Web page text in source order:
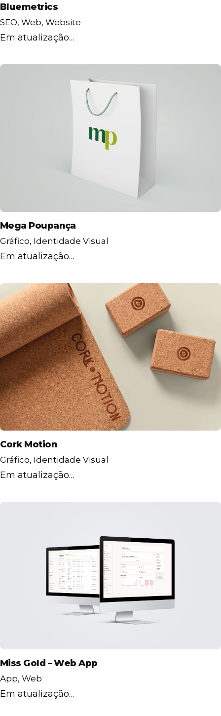
Bluemetrics
SEO Web Website
Em atualização…
Mega Poupança
Gráfico Identidade Visual
Em atualização…
Cork Motion
Gráfico Identidade Visual
Em atualização…
Miss Gold – Web App
App Web
Em atualização…